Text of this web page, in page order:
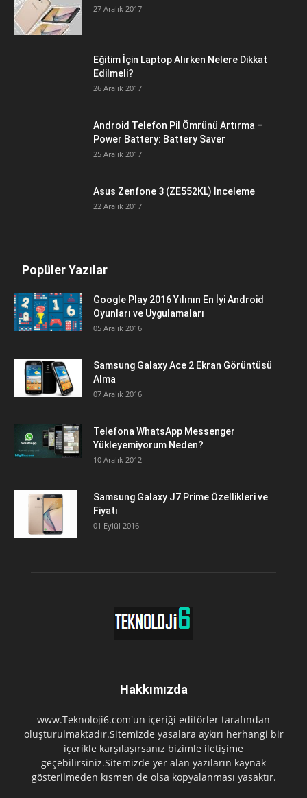
27 Aralık 2017
Eğitim İçin Laptop Alırken Nelere Dikkat
Edilmeli?
26 Aralık 2017
Android Telefon Pil Ömrünü Artırma –
Power Battery: Battery Saver
25 Aralık 2017
Asus Zenfone 3 (ZE552KL) İnceleme
22 Aralık 2017
Popüler Yazılar
Google Play 2016 Yılının En İyi Android
Oyunları ve Uygulamaları
05 Aralık 2016
Samsung Galaxy Ace 2 Ekran Görüntüsü
Alma
07 Aralık 2016
Telefona WhatsApp Messenger
Yükleyemiyorum Neden?
10 Aralık 2012
Samsung Galaxy J7 Prime Özellikleri ve
Fiyatı
01 Eylül 2016
Hakkımızda
www.Teknoloji6.com'un içeriği editörler tarafından
oluşturulmaktadır.Sitemizde yasalara aykırı herhangi bir
içerikle karşılaşırsanız bizimle iletişime
geçebilirsiniz.Sitemizde yer alan yazıların kaynak
gösterilmeden kısmen de olsa kopyalanması yasaktır.